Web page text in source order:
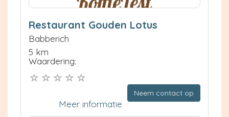
Restaurant Gouden Lotus
Babberich
5 km
Waardering:
Neem contact op
Meer informatie